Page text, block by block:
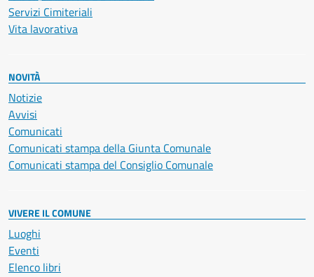
Servizi Cimiteriali
Vita lavorativa
NOVITÀ
Notizie
Avvisi
Comunicati
Comunicati stampa della Giunta Comunale
Comunicati stampa del Consiglio Comunale
VIVERE IL COMUNE
Luoghi
Eventi
Elenco libri